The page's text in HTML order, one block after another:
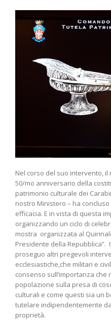
Nel corso del suo intervento,
50/mo anniversario della
patrimonio culturale dei
nostro Ministero – ha
efficacia. E in vista di questa
organizzando un ciclo di
mostra organizzata al
Presidente della Repubblica”.
proseguo altri pregevoli
ecclesiastiche,che militari e
consenso sull’importanza
popolazione sulla presa di
culturali e come questi sia un
tutelare indipendentemente
proprietà.